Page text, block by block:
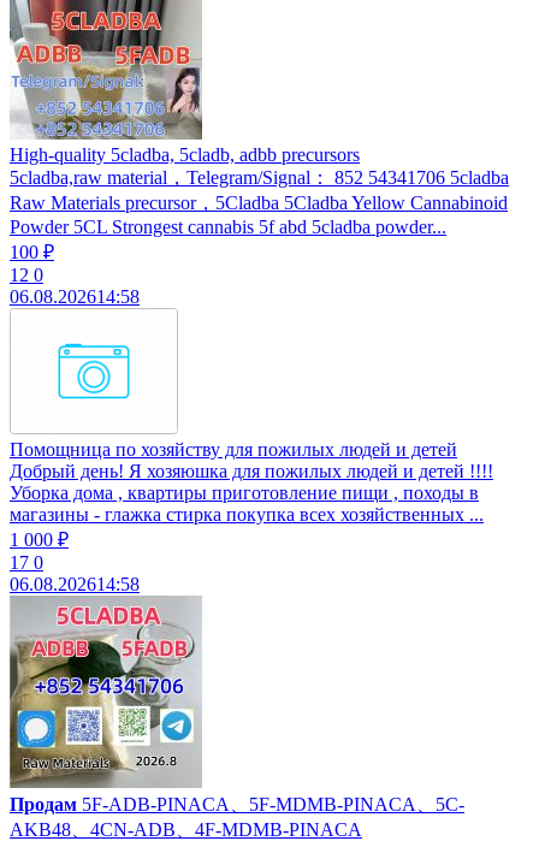
High-quality 5cladba, 5cladb, adbb precursors
5cladba,raw material，Telegram/Signal： 852 54341706 5cladba
Raw Materials precursor，5Cladba 5Cladba Yellow Cannabinoid
Powder 5CL Strongest cannabis 5f abd 5cladba powder...
100 ₽
12 0
06.08.202614:58
Помощница по хозяйству для пожилых людей и детей
Добрый день! Я хозяюшка для пожилых людей и детей !!!!
Уборка дома , квартиры приготовление пищи , походы в
магазины - глажка стирка покупка всех хозяйственных ...
1 000 ₽
17 0
06.08.202614:58
Продам 5F-ADB-PINACA、5F-MDMB-PINACA、5C-
AKB48、4CN-ADB、4F-MDMB-PINACA